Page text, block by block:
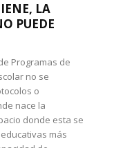
LA
PUEDE
Programas de
no se
o
nace la
donde esta se
más